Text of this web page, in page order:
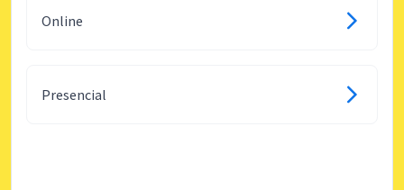
Online
Presencial